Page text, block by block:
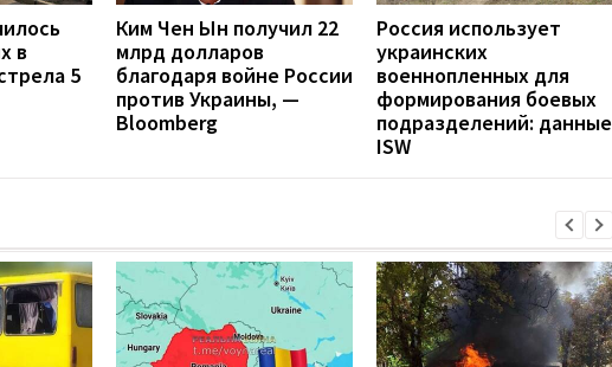
в
5
Ким Чен Ын получил 22
млрд долларов
благодаря войне России
против Украины, —
Bloomberg
Россия использует
украинских
военнопленных для
формирования боевых
подразделений: данные
ISW